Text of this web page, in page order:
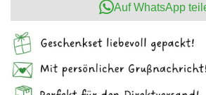
Auf WhatsApp